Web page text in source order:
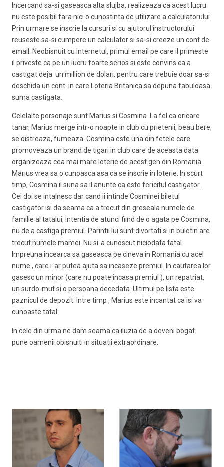
Incercand sa-si gaseasca alta slujba, realizeaza ca acest lucru
nu este posibil fara nici o cunostinta de utilizare a calculatorului.
Prin urmare se inscrie la cursuri si cu ajutorul instructorului
reuseste sa-si cumpere un calculator si sa-si creeze un cont de
email. Neobisnuit cu internetul, primul email pe care il primeste
il priveste ca pe un lucru foarte serios si este convins ca a
castigat deja un million de dolari, pentru care trebuie doar sa-si
deschida un cont in care Loteria Britanica sa depuna fabuloasa
suma castigata.
Celelalte personaje sunt Marius si Cosmina. La fel ca oricare
tanar, Marius merge intr-o noapte in club cu prietenii, beau bere,
se distreaza, fumeaza. Cosmina este una din fetele care
promoveaza un brand de tigari in club care de aceasta data
organizeaza cea mai mare loterie de acest gen din Romania.
Marius vrea sa o cunoasca asa ca se inscrie in loterie. In scurt
timp, Cosmina il suna sa il anunte ca este fericitul castigator.
Cei doi se intalnesc dar cand ii intinde Cosminei biletul
castigator isi da seama ca a trecut din greseala numele de
familie al tatalui, intentia de atunci fiind de o agata pe Cosmina,
nu de a castiga premiul. Parintii lui sunt divortati si in buletin are
trecut numele mamei. Nu si-a cunoscut niciodata tatal.
Impreuna incearca sa gaseasca pe cineva in Romania cu acel
nume , care i-ar putea ajuta sa incaseze premiul. In cautarea lor
gasesc un minor (care nu poate incasa premiul ), un repatriat,
un surdo-mut si o persoana decedata. Ultimul pe lista este
paznicul de depozit. Intre timp , Marius este incantat ca isi va
cunoaste tatal.
In cele din urma ne dam seama ca iluzia de a deveni bogat
pune oamenii obisnuiti in situatii extraordinare.